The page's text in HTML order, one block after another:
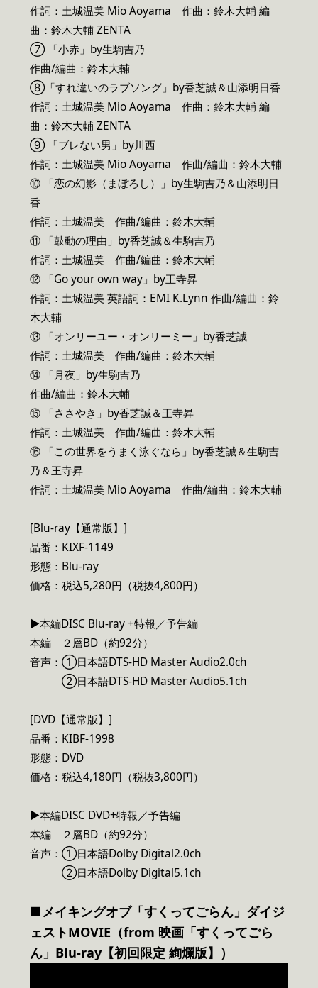
作詞：⼟城温美 Mio Aoyama 作曲：鈴⽊⼤輔 編
曲：鈴⽊⼤輔 ZENTA
⑦ 「⼩⾚」by⽣駒吉乃
作曲/編曲：鈴⽊⼤輔
⑧「すれ違いのラブソング」by⾹芝誠＆⼭添明⽇⾹
作詞：⼟城温美 Mio Aoyama 作曲：鈴⽊⼤輔 編
曲：鈴⽊⼤輔 ZENTA
⑨ 「ブレない男」by川⻄
作詞：⼟城温美 Mio Aoyama 作曲/編曲：鈴⽊⼤輔
⑩ 「恋の幻影（まぼろし）」by⽣駒吉乃＆⼭添明⽇
⾹
作詞：⼟城温美 作曲/編曲：鈴⽊⼤輔
⑪ 「⿎動の理由」by⾹芝誠＆⽣駒吉乃
作詞：⼟城温美 作曲/編曲：鈴⽊⼤輔
⑫ 「Go your own way」by王寺昇
作詞：⼟城温美 英語詞：EMI K.Lynn 作曲/編曲：鈴
⽊⼤輔
⑬ 「オンリーユー・オンリーミー」by⾹芝誠
作詞：⼟城温美 作曲/編曲：鈴⽊⼤輔
⑭ 「⽉夜」by⽣駒吉乃
作曲/編曲：鈴⽊⼤輔
⑮ 「ささやき」by⾹芝誠＆王寺昇
作詞：⼟城温美 作曲/編曲：鈴⽊⼤輔
⑯ 「この世界をうまく泳ぐなら」by⾹芝誠＆⽣駒吉
乃＆王寺昇
作詞：⼟城温美 Mio Aoyama 作曲/編曲：鈴⽊⼤輔
[Blu-ray【通常版】]
品番：KIXF-1149
形態：Blu-ray
価格：税込5,280円（税抜4,800円）
▶本編DISC Blu-ray +特報／予告編
本編 ２層BD（約92分）
音声：①日本語DTS-HD Master Audio2.0ch
②日本語DTS-HD Master Audio5.1ch
[DVD【通常版】]
品番：KIBF-1998
形態：DVD
価格：税込4,180円（税抜3,800円）
▶本編DISC DVD+特報／予告編
本編 ２層BD（約92分）
音声：①日本語Dolby Digital2.0ch
②日本語Dolby Digital5.1ch
■メイキングオブ「すくってごらん」ダイジ
ェストMOVIE（from 映画「すくってごら
ん」Blu-ray【初回限定 絢爛版】）